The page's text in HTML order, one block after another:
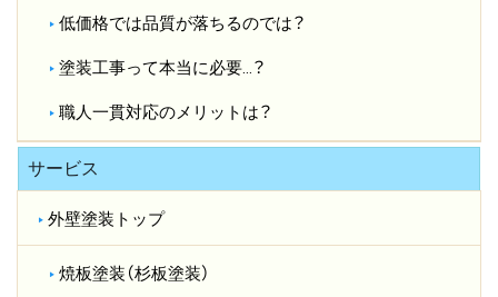
低価格では品質が落ちるのでは？​
塗装工事って本当に必要…？​
職人一貫対応のメリットは？​
サービス
外壁塗装トップ
焼板塗装（杉板塗装）